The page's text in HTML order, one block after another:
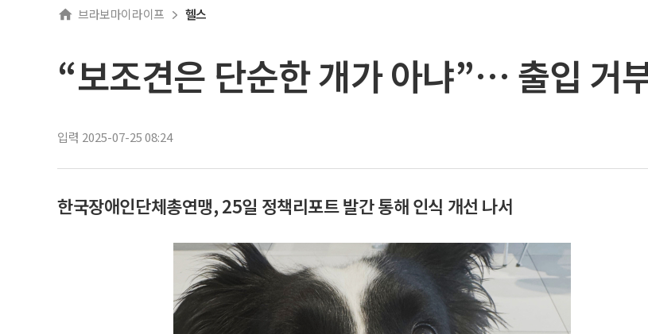
브라보마이라이프 헬스
“보조견은 단순한 개가 아냐”… 출입 거
입력 2025-07-25 08:24
한국장애인단체총연맹, 25일 정책리포트 발간 통해 인식 개선 나서